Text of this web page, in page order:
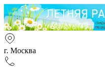
г. Москва